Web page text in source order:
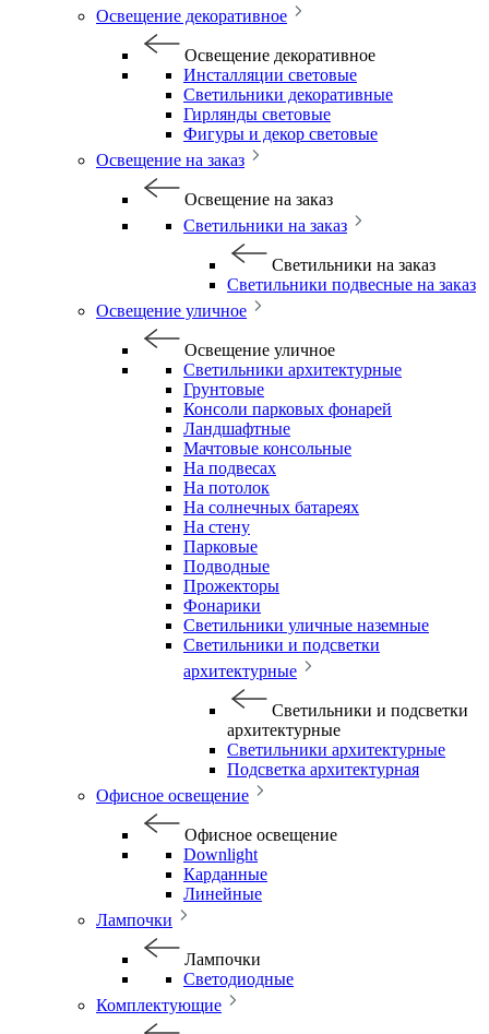
Освещение декоративное
Освещение декоративное
Инсталляции световые
Светильники декоративные
Гирлянды световые
Фигуры и декор световые
Освещение на заказ
Освещение на заказ
Светильники на заказ
Светильники на заказ
Светильники подвесные на заказ
Освещение уличное
Освещение уличное
Светильники архитектурные
Грунтовые
Консоли парковых фонарей
Ландшафтные
Мачтовые консольные
На подвесах
На потолок
На солнечных батареях
На стену
Парковые
Подводные
Прожекторы
Фонарики
Светильники уличные наземные
Светильники и подсветки
архитектурные
Светильники и подсветки
архитектурные
Светильники архитектурные
Подсветка архитектурная
Офисное освещение
Офисное освещение
Downlight
Карданные
Линейные
Лампочки
Лампочки
Светодиодные
Комплектующие